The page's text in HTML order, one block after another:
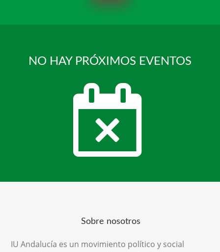
NO HAY PRÓXIMOS EVENTOS
Sobre nosotros
IU Andalucía es un movimiento político y social